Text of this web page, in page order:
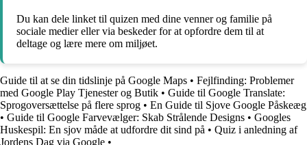
Du kan dele linket til quizen med dine venner og familie på
sociale medier eller via beskeder for at opfordre dem til at
deltage og lære mere om miljøet.
Guide til at se din tidslinje på Google Maps • Fejlfinding: Problemer
med Google Play Tjenester og Butik • Guide til Google Translate:
Sprogoversættelse på flere sprog • En Guide til Sjove Google Påskeæg
• Guide til Google Farvevælger: Skab Strålende Designs • Googles
Huskespil: En sjov måde at udfordre dit sind på • Quiz i anledning af
Jordens Dag via Google •